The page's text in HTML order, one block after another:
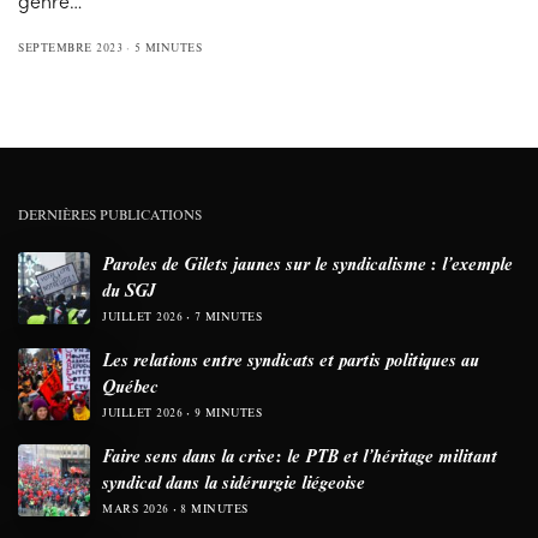
SEPTEMBRE 2023 5 MINUTES
DERNIÈRES PUBLICATIONS
Paroles de Gilets jaunes sur le syndicalisme : l’exemple
du SGJ
JUILLET 2026 7 MINUTES
Les relations entre syndicats et partis politiques au
Québec
JUILLET 2026 9 MINUTES
Faire sens dans la crise: le PTB et l’héritage militant
syndical dans la sidérurgie liégeoise
MARS 2026 8 MINUTES